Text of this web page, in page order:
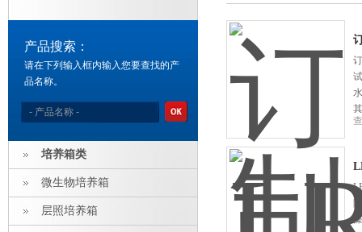
产品搜索：
请在下列输入框内输入您要查找的产
品名称。
培养箱类
微生物培养箱
层照培养箱